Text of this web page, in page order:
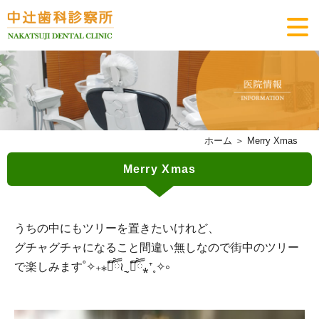
ホーム ＞ Merry Xmas
Merry Xmas
うちの中にもツリーを置きたいけれど、
グチャグチャになること間違い無しなので街中のツリー
で楽しみます˚✧₊⁎❝᷀ົཽ≀ˍ̮ ❝᷀ົཽ⁎⁺˳✧༚